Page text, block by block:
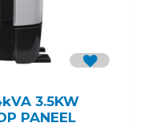
3.5KW
PANEEL